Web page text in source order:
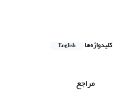
کلیدواژه‌ها English
مراجع